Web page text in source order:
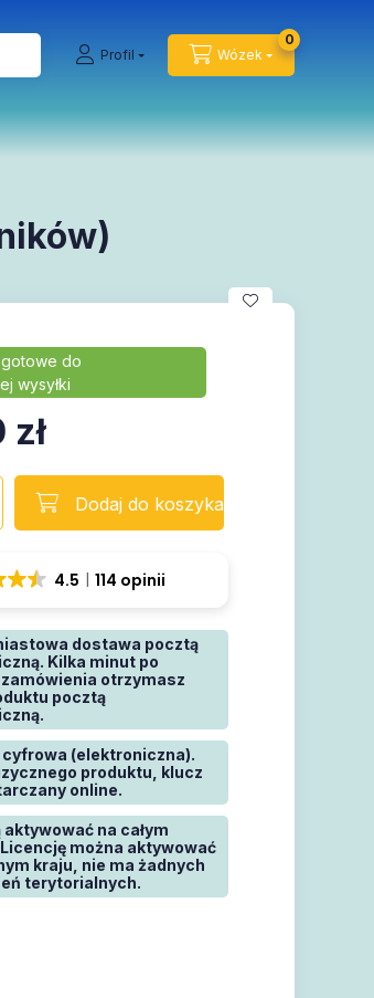
Profil Wózek
0
zł
Dodaj do koszyka
4.5 114 opinii
dostawa pocztą
Kilka minut po
zamówienia otrzymasz
pocztą
(elektroniczna).
produktu, klucz
online.
aktywować na całym
można aktywować
kraju, nie ma żadnych
terytorialnych.